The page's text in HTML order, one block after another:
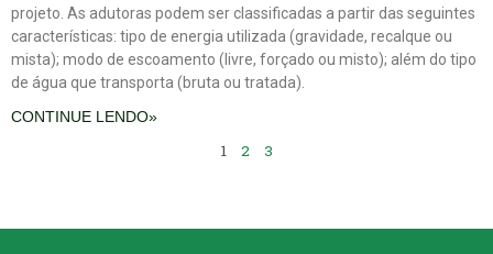
projeto. As adutoras podem ser classificadas a partir das seguintes
características: tipo de energia utilizada (gravidade, recalque ou
mista); modo de escoamento (livre, forçado ou misto); além do tipo
de água que transporta (bruta ou tratada).
CONTINUE LENDO»
1 2 3